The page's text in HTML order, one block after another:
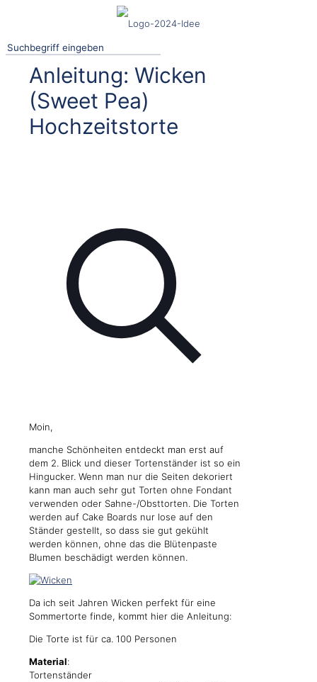
Anleitung: Wicken
(Sweet Pea)
Hochzeitstorte
Moin,
manche Schönheiten entdeckt man erst auf
dem 2. Blick und dieser Tortenständer ist so ein
Hingucker. Wenn man nur die Seiten dekoriert
kann man auch sehr gut Torten ohne Fondant
verwenden oder Sahne-/Obsttorten. Die Torten
werden auf Cake Boards nur lose auf den
Ständer gestellt, so dass sie gut gekühlt
werden können, ohne das die Blütenpaste
Blumen beschädigt werden können.
Da ich seit Jahren Wicken perfekt für eine
Sommertorte finde, kommt hier die Anleitung:
Die Torte ist für ca. 100 Personen
Material:
Tortenständer